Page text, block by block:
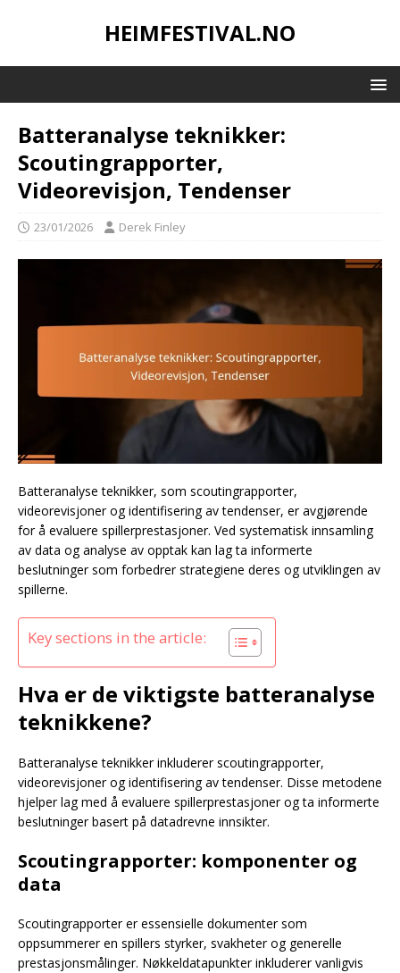
HEIMFESTIVAL.NO
Batteranalyse teknikker:
Scoutingrapporter,
Videorevisjon, Tendenser
23/01/2026 Derek Finley
Batteranalyse teknikker, som scoutingrapporter,
videorevisjoner og identifisering av tendenser, er avgjørende
for å evaluere spillerprestasjoner. Ved systematisk innsamling
av data og analyse av opptak kan lag ta informerte
beslutninger som forbedrer strategiene deres og utviklingen av
spillerne.
Key sections in the article:
Hva er de viktigste batteranalyse
teknikkene?
Batteranalyse teknikker inkluderer scoutingrapporter,
videorevisjoner og identifisering av tendenser. Disse metodene
hjelper lag med å evaluere spillerprestasjoner og ta informerte
beslutninger basert på datadrevne innsikter.
Scoutingrapporter: komponenter og
data
Scoutingrapporter er essensielle dokumenter som
oppsummerer en spillers styrker, svakheter og generelle
prestasjonsmålinger. Nøkkeldatapunkter inkluderer vanligvis